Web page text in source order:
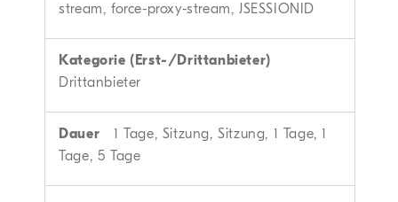
stream, force-proxy-stream, JSESSIONID
Drittanbieter
1 Tage, Sitzung, Sitzung, 1 Tage, 1
Tage, 5 Tage